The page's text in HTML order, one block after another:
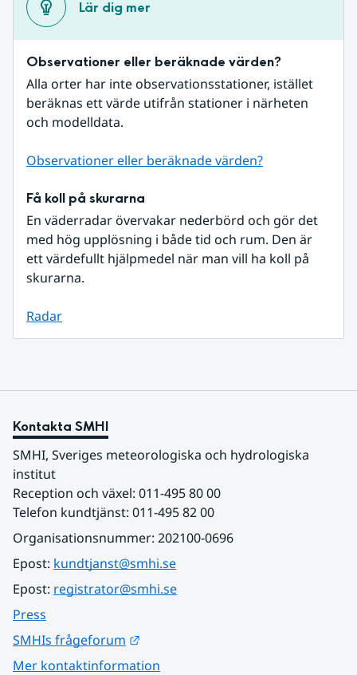
Lär dig mer
Observationer eller beräknade värden?
Alla orter har inte observationsstationer, istället
beräknas ett värde utifrån stationer i närheten
och modelldata.
Observationer eller beräknade värden?
Få koll på skurarna
En väderradar övervakar nederbörd och gör det
med hög upplösning i både tid och rum. Den är
ett värdefullt hjälpmedel när man vill ha koll på
skurarna.
Radar
Kontakta SMHI
SMHI, Sveriges meteorologiska och hydrologiska
institut
Reception och växel: 011-495 80 00
Telefon kundtjänst: 011-495 82 00
Organisationsnummer: 202100-0696
Epost: kundtjanst@smhi.se
Epost: registrator@smhi.se
Press
SMHIs frågeforum
Mer kontaktinformation